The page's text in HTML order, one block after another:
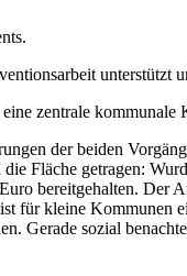
unterstützt
zentrale kommunale
der beiden
Fläche getragen:
bereitgehalten. Der
für kleine Kommunen
Gerade sozial